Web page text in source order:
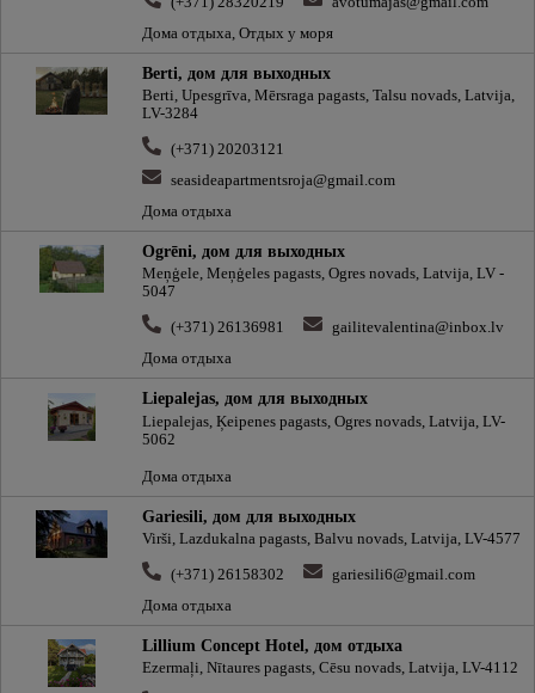
Дома отдыха, Отдых у моря
Berti, дом для выходных
Berti, Upesgrīva, Mērsraga pagasts, Talsu novads, Latvija,
LV-3284
(+371) 20203121
seasideapartmentsroja@gmail.com
Дома отдыха
Ogrēni, дом для выходных
Meņģele, Meņģeles pagasts, Ogres novads, Latvija, LV -
5047
(+371) 26136981
gailitevalentina@inbox.lv
Дома отдыха
Liepalejas, дом для выходных
Liepalejas, Ķeipenes pagasts, Ogres novads, Latvija, LV-
5062
Дома отдыха
Gariesili, дом для выходных
Virši, Lazdukalna pagasts, Balvu novads, Latvija, LV-4577
(+371) 26158302
gariesili6@gmail.com
Дома отдыха
Lillium Concept Hotel, дом отдыха
Ezermaļi, Nītaures pagasts, Cēsu novads, Latvija, LV-4112